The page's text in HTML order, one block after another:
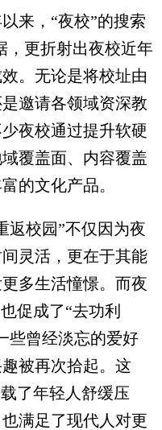
，“夜校”的搜索
，更折射出夜校近年
。无论是将校址由
邀请各领域资深教
夜校通过提升软硬
覆盖面、内容覆盖
的文化产品。
校园”不仅因为夜
灵活，更在于其能
多生活憧憬。而夜
促成了“去功利
些曾经淡忘的爱好
被再次拾起。这
了年轻人舒缓压
满足了现代人对更